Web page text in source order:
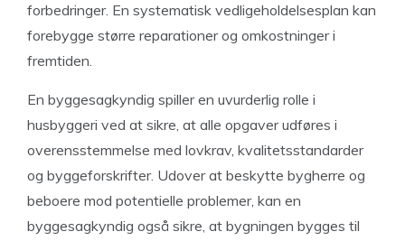
forbedringer. En systematisk vedligeholdelsesplan kan
forebygge større reparationer og omkostninger i
fremtiden.
En byggesagkyndig spiller en uvurderlig rolle i
husbyggeri ved at sikre, at alle opgaver udføres i
overensstemmelse med lovkrav, kvalitetsstandarder
og byggeforskrifter. Udover at beskytte bygherre og
beboere mod potentielle problemer, kan en
byggesagkyndig også sikre, at bygningen bygges til